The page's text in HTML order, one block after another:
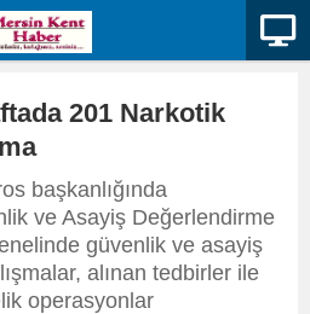
201 Narkotik
başkanlığında
ve Asayiş Değerlendirme
güvenlik ve asayiş
alınan tedbirler ile
operasyonlar